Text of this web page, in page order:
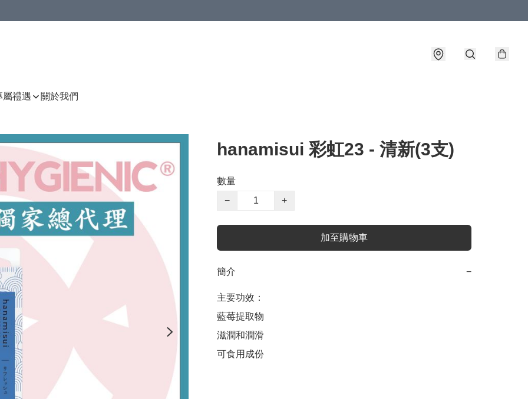
屬禮遇 關於我們
hanamisui 彩虹23 - 清新(3支)
數量
−
+
加至購物車
簡介 −
主要功效：
藍莓提取物
滋潤和潤滑
可食用成份